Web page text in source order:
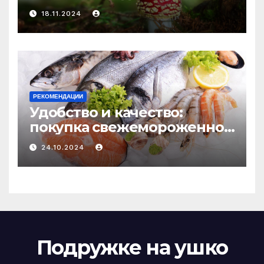
психоделику
18.11.2024
РЕКОМЕНДАЦИИ
Удобство и качество:
покупка свежемороженной
рыбы онлайн
24.10.2024
Подружке на ушко